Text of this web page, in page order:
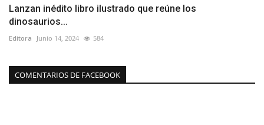
Lanzan inédito libro ilustrado que reúne los
dinosaurios...
Editora Junio 14, 2024 584
COMENTARIOS DE FACEBOOK